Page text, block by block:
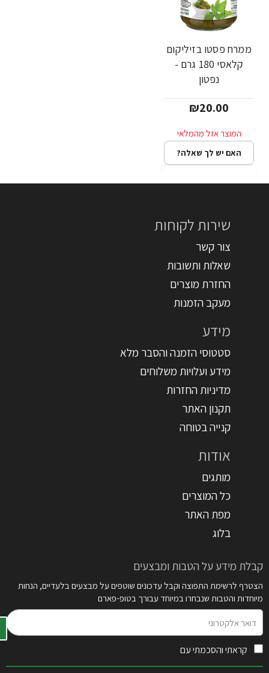
ממרח פסטו בזיליקום
קלאסי 180 גרם -
נפטון
₪20.00
האם יש לך שאלה?
שירות לקוחות
צור קשר
שאלות ותשובות
החזרת מוצרים
מעקב הזמנות
מידע
סטטוסי הזמנה והסבר מלא
מידע ועלויות משלוחים
מדיניות החזרות
תקנון האתר
קנייה בטוחה
אודות
מותגים
כל המוצרים
מפת האתר
בלוג
קבלת מידע על הטבות ומבצעים
הצטרף לרשימת התפוצה וקבל עדכונים שוטפים על מבצעים בלעדיים, הנחות
מיוחדות והטבות שנבחרו במיוחד עבורך בטופ-פארם
אלקטרוני
קראתי והסכמתי עם